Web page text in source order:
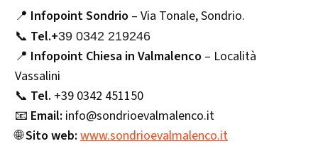
📍 Infopoint Sondrio – Via Tonale, Sondrio.
📞 Tel.+39 0342 219246
📍 Infopoint Chiesa in Valmalenco – Località
Vassalini
📞 Tel. +39 0342 451150
📧 Email: info@sondrioevalmalenco.it
🌐Sito web: www.sondrioevalmalenco.it